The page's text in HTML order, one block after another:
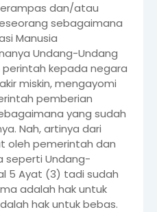
dan/atau
sebagaimana
Manusia
Undang-Undang
perintah kepada negara
miskin, mengayomi
pemberian
yang sudah
Nah, artinya dari
oleh pemerintah dan
seperti Undang-
5 Ayat (3) tadi sudah
adalah hak untuk
hak untuk bebas.